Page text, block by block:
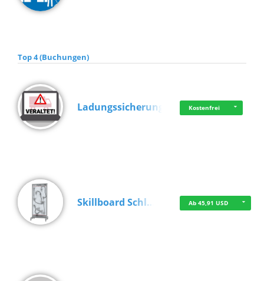
Top 4 (Buchungen)
Ladungssicherung Kostenfrei
Skillboard Schl… Ab 45,91 USD